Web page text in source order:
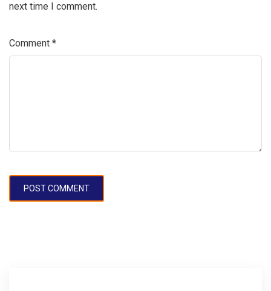
next time I comment.
Comment *